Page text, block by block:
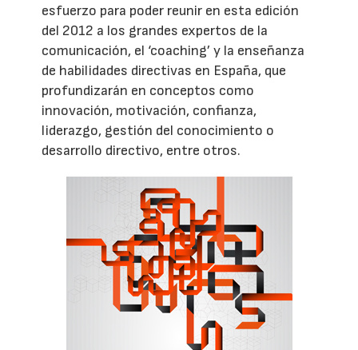
esfuerzo para poder reunir en esta edición
del 2012 a los grandes expertos de la
comunicación, el ‘coaching’ y la enseñanza
de habilidades directivas en España, que
profundizarán en conceptos como
innovación, motivación, confianza,
liderazgo, gestión del conocimiento o
desarrollo directivo, entre otros.